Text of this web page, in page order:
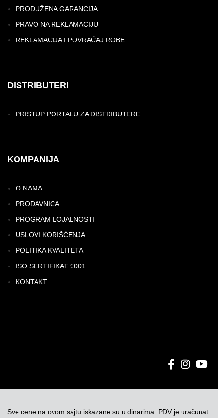
PRODUŽENA GARANCIJA
PRAVO NA REKLAMACIJU
REKLAMACIJA I POVRAĆAJ ROBE
DISTRIBUTERI
PRISTUP PORTALU ZA DISTRIBUTERE
KOMPANIJA
O NAMA
PRODAVNICA
PROGRAM LOJALNOSTI
USLOVI KORIŠĆENJA
POLITIKA KVALITETA
ISO SERTIFIKAT 9001
KONTAKT
Sve cene na ovom sajtu iskazane su u dinarima. PDV je uračunat